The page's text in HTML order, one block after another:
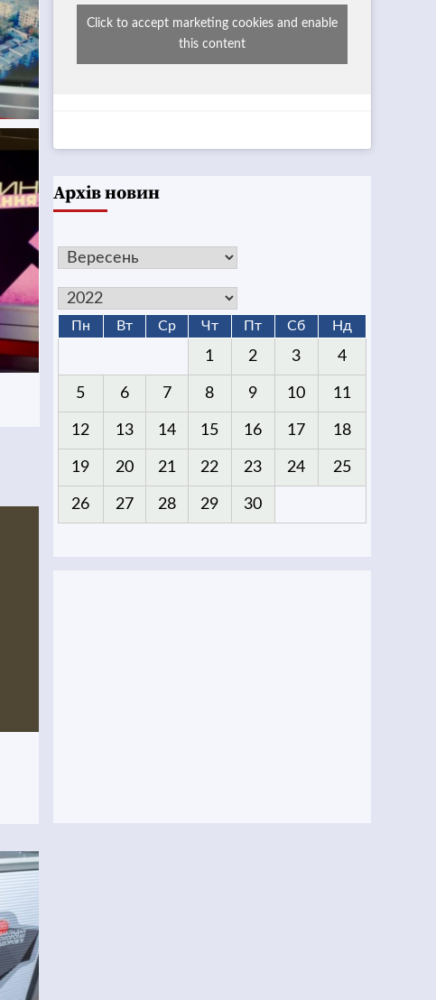
Click to accept marketing cookies and enable
this content
Архів новин
Пн Вт Ср Чт Пт Сб Нд
1 2 3 4
5 6 7 8 9 10 11
12 13 14 15 16 17 18
19 20 21 22 23 24 25
26 27 28 29 30